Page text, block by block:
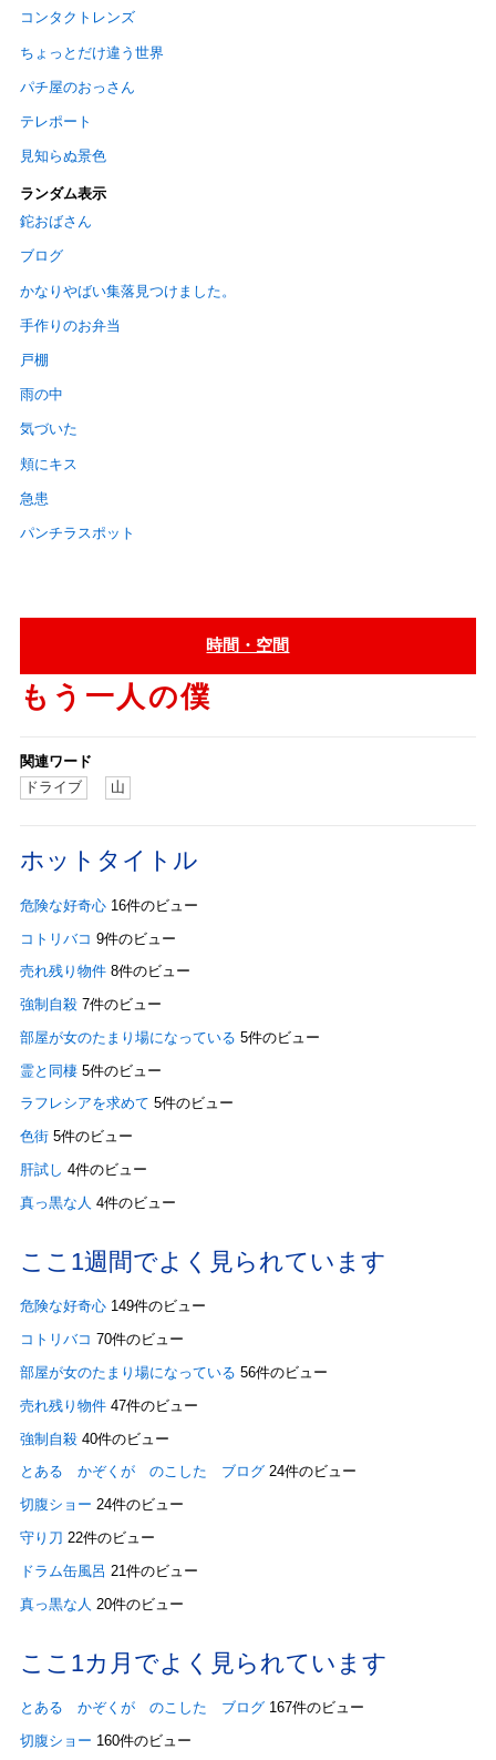
コンタクトレンズ
ちょっとだけ違う世界
パチ屋のおっさん
テレポート
見知らぬ景色
ランダム表示
鉈おばさん
ブログ
かなりやばい集落見つけました。
手作りのお弁当
戸棚
雨の中
気づいた
頬にキス
急患
パンチラスポット
時間・空間
もう一人の僕
関連ワード
ドライブ
山
ホットタイトル
危険な好奇心 16件のビュー
コトリバコ 9件のビュー
売れ残り物件 8件のビュー
強制自殺 7件のビュー
部屋が女のたまり場になっている 5件のビュー
霊と同棲 5件のビュー
ラフレシアを求めて 5件のビュー
色街 5件のビュー
肝試し 4件のビュー
真っ黒な人 4件のビュー
ここ1週間でよく見られています
危険な好奇心 149件のビュー
コトリバコ 70件のビュー
部屋が女のたまり場になっている 56件のビュー
売れ残り物件 47件のビュー
強制自殺 40件のビュー
とある かぞくが のこした ブログ 24件のビュー
切腹ショー 24件のビュー
守り刀 22件のビュー
ドラム缶風呂 21件のビュー
真っ黒な人 20件のビュー
ここ1カ月でよく見られています
とある かぞくが のこした ブログ 167件のビュー
切腹ショー 160件のビュー